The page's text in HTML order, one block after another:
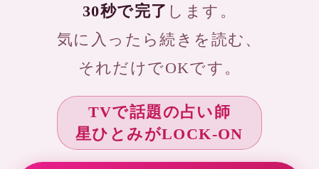
伝説の占い師銭天牛
術のプロです。
銀座の母
厳しくも暖かい鑑定
で、相談者を真っ直
ぐに導きます。